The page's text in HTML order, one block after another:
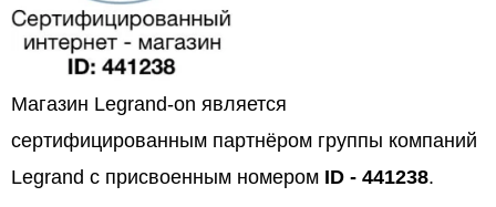
Магазин Legrand-on является
сертифицированным партнёром группы компаний
Legrand с присвоенным номером ID - 441238.